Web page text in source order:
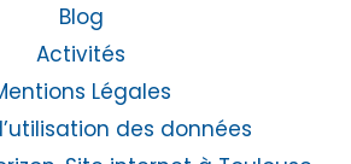
Blog
Activités
Légales
des données